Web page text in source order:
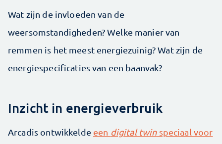
Wat zijn de invloeden van de
weersomstandigheden? Welke manier van
remmen is het meest energiezuinig? Wat zijn de
energiespecificaties van een baanvak?
Inzicht in energieverbruik
Arcadis ontwikkelde een digital twinspeciaal voor